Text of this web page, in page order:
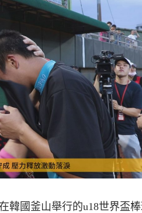
韓國釜山舉行的u18世界盃